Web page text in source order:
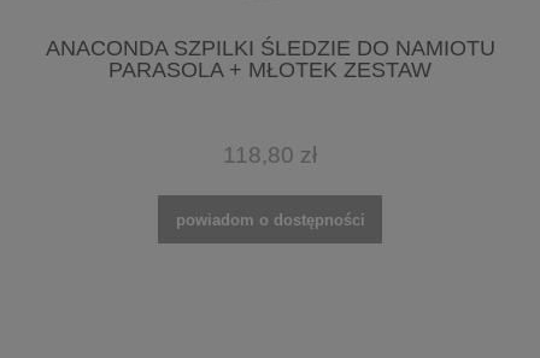
ANACONDA SZPILKI ŚLEDZIE DO NAMIOTU
PARASOLA + MŁOTEK ZESTAW
118,80 zł
powiadom o dostępności